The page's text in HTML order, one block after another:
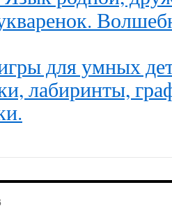
для умных
лабиринты,